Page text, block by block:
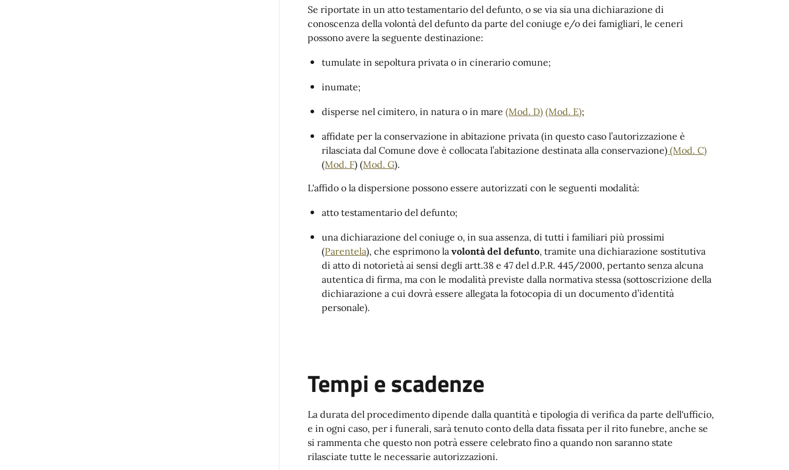
Se riportate in un atto testamentario del defunto, o se via sia una dichiarazione di
conoscenza della volontà del defunto da parte del coniuge e/o dei famigliari, le ceneri
possono avere la seguente destinazione:
tumulate in sepoltura privata o in cinerario comune;
inumate;
disperse nel cimitero, in natura o in mare(Mod. D) (Mod. E);
affidate per la conservazione in abitazione privata (in questo caso l’autorizzazione è
rilasciata dal Comune dove è collocata l’abitazione destinata alla conservazione) (Mod. C)
(Mod. F) (Mod. G).
L'affido o la dispersione possono essere autorizzati con le seguenti modalità:
atto testamentario del defunto;
una dichiarazione del coniuge o, in sua assenza, di tutti i familiari più prossimi
(Parentela), che esprimono lavolontà del defunto, tramite una dichiarazione sostitutiva
di atto di notorietà ai sensi degli artt.38 e 47 del d.P.R. 445/2000, pertanto senza alcuna
autentica di firma, ma con le modalità previste dalla normativa stessa (sottoscrizione della
dichiarazione a cui dovrà essere allegata la fotocopia di un documento d’identità
personale).
Tempi e scadenze
La durata del procedimento dipende dalla quantità e tipologia di verifica da parte dell'ufficio,
e in ogni caso, per i funerali, sarà tenuto conto della data fissata per il rito funebre, anche se
si rammenta che questo non potrà essere celebrato fino a quando non saranno state
rilasciate tutte le necessarie autorizzazioni.